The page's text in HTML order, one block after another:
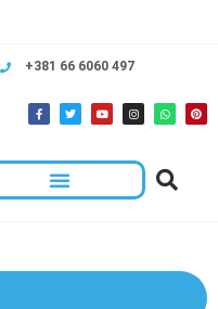
+381 66 6060 497